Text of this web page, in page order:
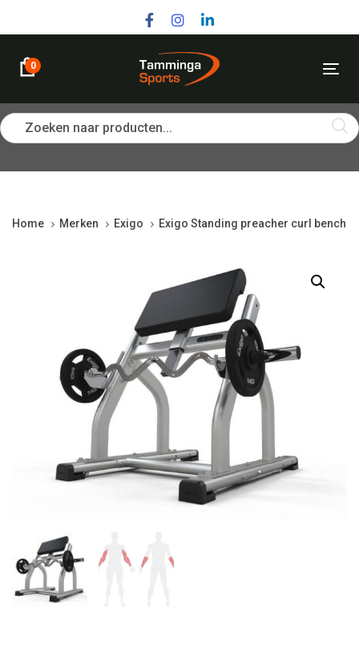
navigation
content
0
Zoeken naar producten...
Home Merken Exigo Exigo Standing preacher curl bench